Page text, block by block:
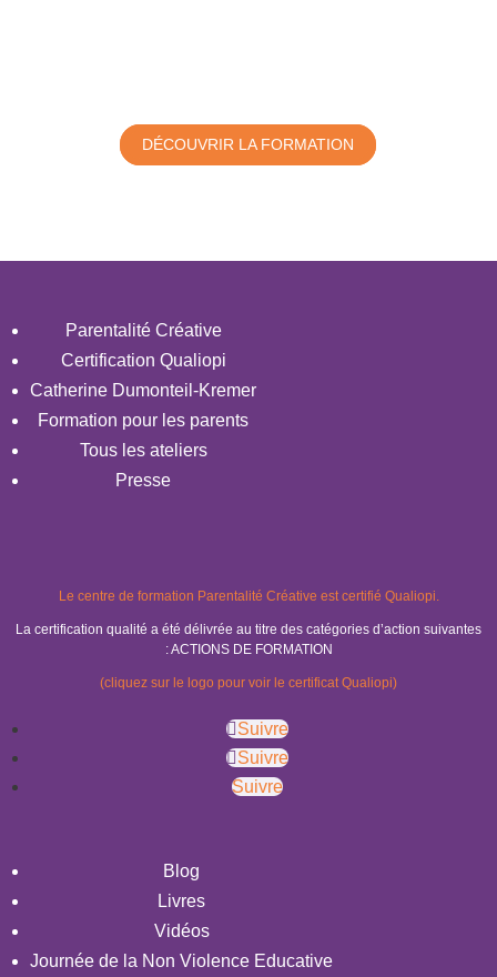
DÉCOUVRIR LA FORMATION
Parentalité Créative
Certification Qualiopi
Catherine Dumonteil-Kremer
Formation pour les parents
Tous les ateliers
Presse
Le centre de formation Parentalité Créative est certifié Qualiopi.
La certification qualité a été délivrée au titre des catégories d’action suivantes
: ACTIONS DE FORMATION
(cliquez sur le logo pour voir le certificat Qualiopi)
Suivre
Suivre
Suivre
Blog
Livres
Vidéos
Journée de la Non Violence Educative